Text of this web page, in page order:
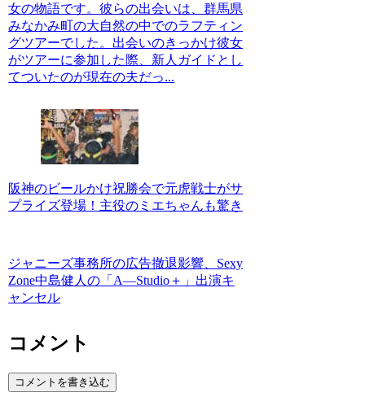
女の物語です。彼らの出会いは、群馬県
みなかみ町の大自然の中でのラフティン
グツアーでした。出会いのきっかけ彼女
がツアーに参加した際、新人ガイドとし
てついたのが現在の夫だっ...
阪神のビールかけ祝勝会で元虎戦士がサ
プライズ登場！主役のミエちゃんも驚き
ジャニーズ事務所の広告撤退影響、Sexy
Zone中島健人の「A―Studio＋」出演キ
ャンセル
コメント
コメントを書き込む